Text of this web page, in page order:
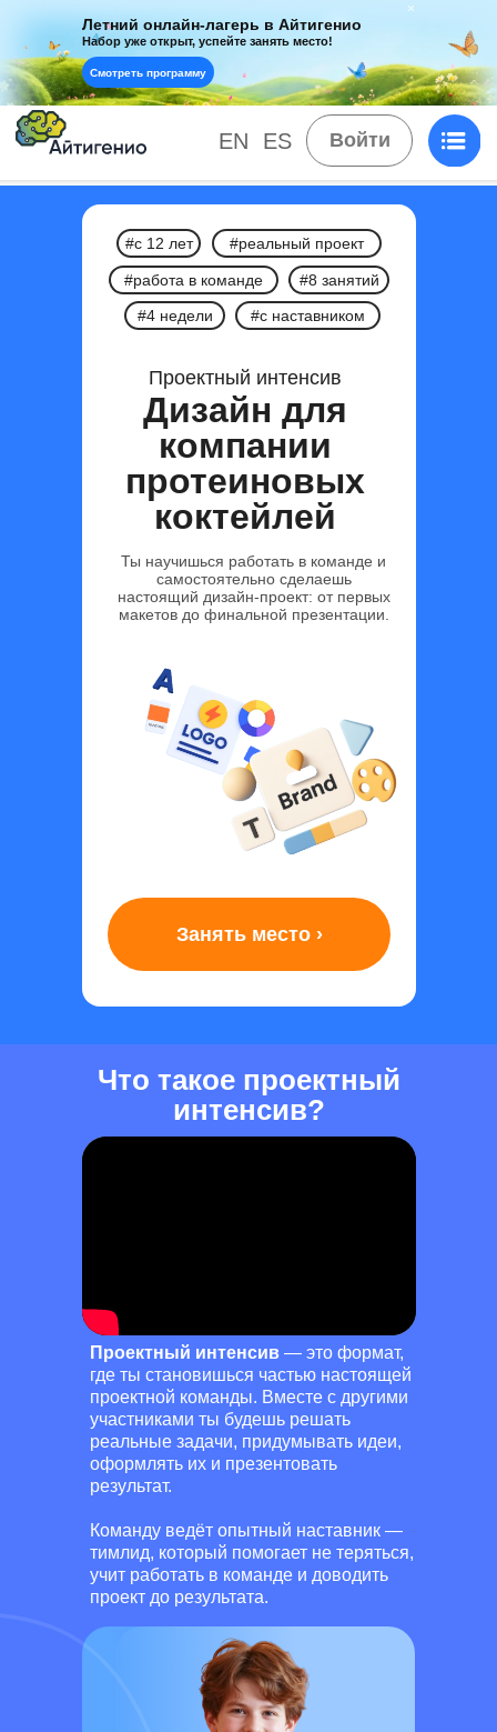
Смотреть программу
Летний онлайн-лагерь в Айтигенио
Набор уже открыт, успейте занять место!
Войти
EN ES
Ты научишься работать в команде и
самостоятельно сделаешь
настоящий дизайн-проект: от первых
макетов до финальной презентации.
Дизайн для
компании
протеиновых
коктейлей
Проектный интенсив
Занять место ›
#с 12 лет #реальный проект
#8 занятий
#работа в команде
#4 недели
#с наставником
Что такое проектный
интенсив?
Проектный интенсив — это формат,
где ты становишься частью настоящей
проектной команды. Вместе с другими
участниками ты будешь решать
реальные задачи, придумывать идеи,
оформлять их и презентовать
результат.
Команду ведёт опытный наставник —
тимлид, который помогает не теряться,
учит работать в команде и доводить
проект до результата.